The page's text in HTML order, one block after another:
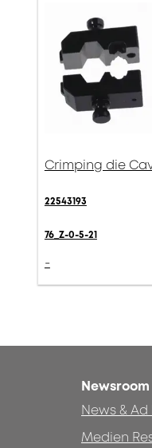
Crimping die
22543193
76_Z-0-5-21
-
Newsroom
News &
Medien